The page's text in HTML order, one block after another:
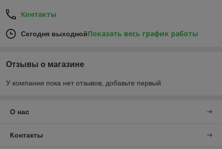
Контакты
Сегодня выходнойПоказать весь график работы
Отзывы о магазине
У компании пока нет отзывов, добавьте первый
О нас
Контакты